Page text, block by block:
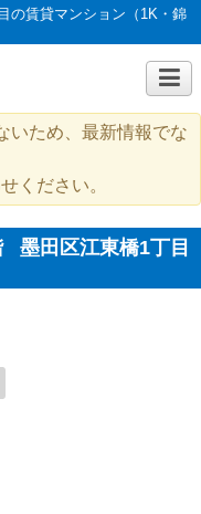
の賃貸マンション（1K・錦
いため、最新情報でな
ください。
墨田区江東橋1丁目